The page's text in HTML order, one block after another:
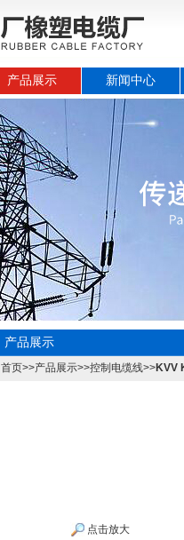
产品展示 新闻中心
产品展示
首页>>产品展示>>控制电缆线>>KVV
点击放大